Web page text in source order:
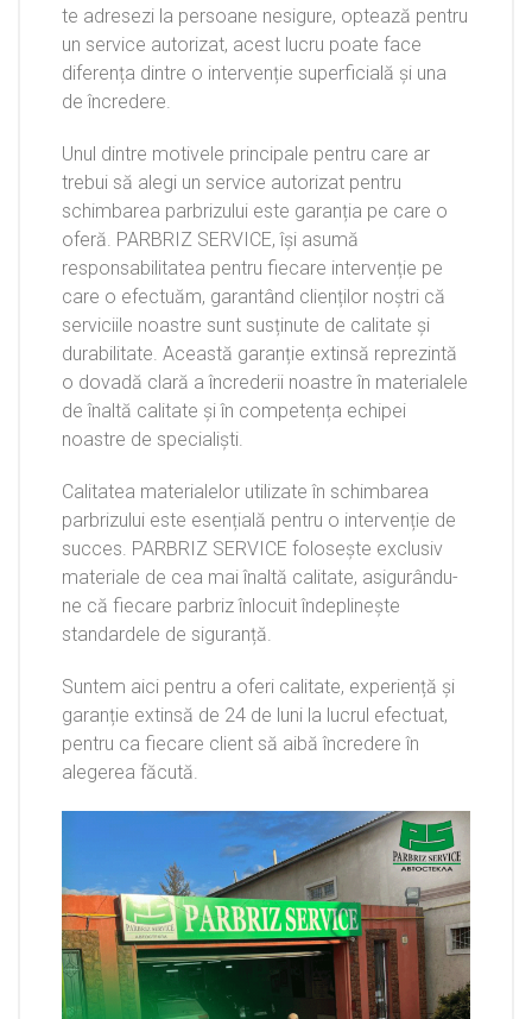
te adresezi la persoane nesigure, optează pentru
un service autorizat, acest lucru poate face
diferența dintre o intervenție superficială și una
de încredere.
Unul dintre motivele principale pentru care ar
trebui să alegi un service autorizat pentru
schimbarea parbrizului este garanția pe care o
oferă. PARBRIZ SERVICE, își asumă
responsabilitatea pentru fiecare intervenție pe
care o efectuăm, garantând clienților noștri că
serviciile noastre sunt susținute de calitate și
durabilitate. Această garanție extinsă reprezintă
o dovadă clară a încrederii noastre în materialele
de înaltă calitate și în competența echipei
noastre de specialiști.
Calitatea materialelor utilizate în schimbarea
parbrizului este esențială pentru o intervenție de
succes. PARBRIZ SERVICE folosește exclusiv
materiale de cea mai înaltă calitate, asigurându-
ne că fiecare parbriz înlocuit îndeplinește
standardele de siguranță.
Suntem aici pentru a oferi calitate, experiență și
garanție extinsă de 24 de luni la lucrul efectuat,
pentru ca fiecare client să aibă încredere în
alegerea făcută.